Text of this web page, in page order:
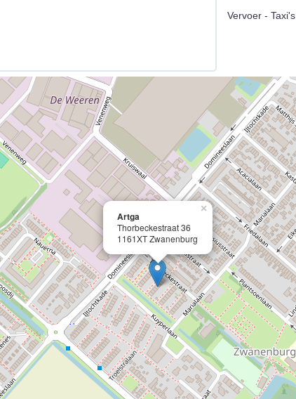
Vervoer - Taxi's
Artga
Thorbeckestraat 36
1161XT Zwanenburg
×